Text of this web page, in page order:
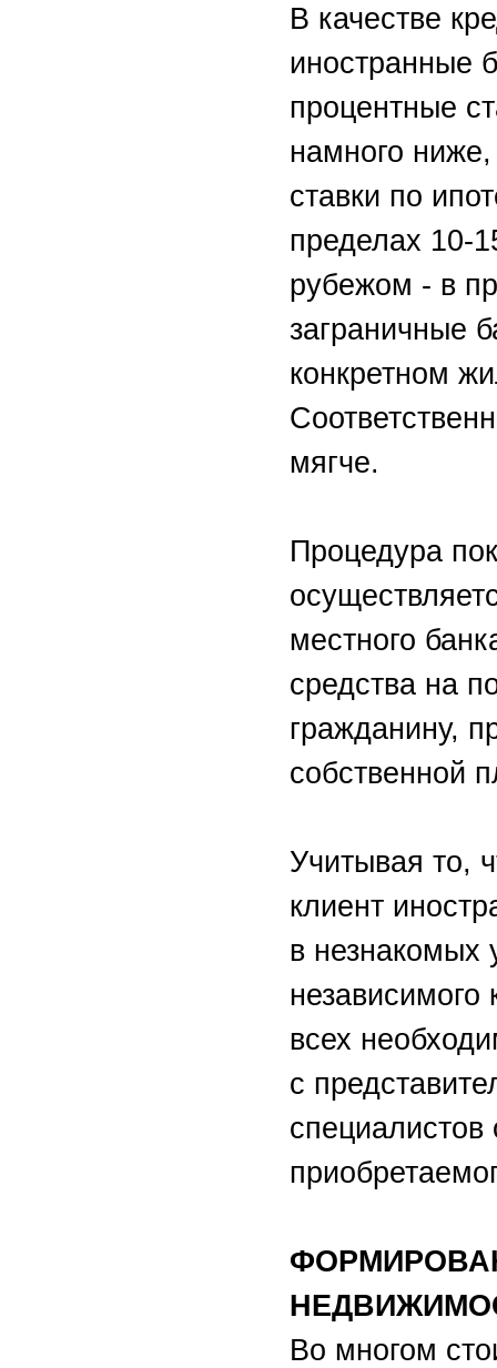
В качестве
иностранные
процентные
намного
ставки по
пределах 10-
рубежом - в
заграничные
конкретном
мягче.
Процедура
местного
средства на
гражданину,
собственной
Учитывая то,
клиент
в незнакомых
независимого
всех
с
специалистов
Во многом